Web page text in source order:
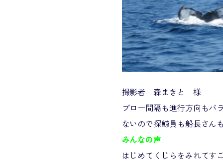
撮影者 森まきと 様
ブロー間隔も進行方向もバ
ないので探鯨員も船長さん
みんなの声
はじめてくじらをみれてす